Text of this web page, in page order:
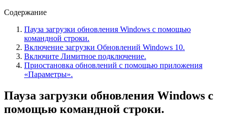
Содержание
Пауза загрузки обновления Windows с помощью
командной строки.
Включение загрузки Обновлений Windows 10.
Включите Лимитное подключение.
Приостановка обновлений с помощью приложения
«Параметры».
Пауза загрузки обновления Windows с
помощью командной строки.